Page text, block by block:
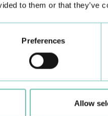
to them or that they’ve
Preferences
Allow
Realizou-se no Hospital CUF
Estrabismo Pediátrico n…